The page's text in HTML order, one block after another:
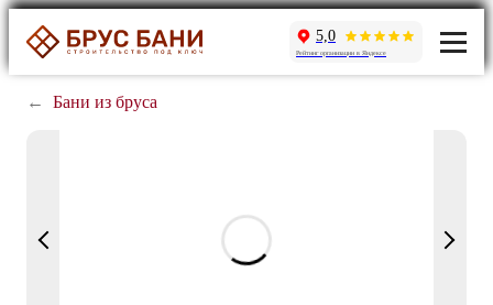
5,0
Рейтинг организации в Яндексе
← Бани из бруса